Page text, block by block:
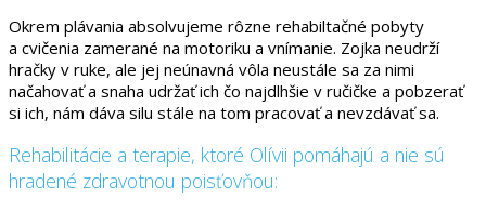
Okrem plávania absolvujeme rôzne rehabiltačné pobyty
a cvičenia zamerané na motoriku a vnímanie. Zojka neudrží
hračky v ruke, ale jej neúnavná vôla neustále sa za nimi
načahovať a snaha udržať ich čo najdlhšie v ručičke a pobzerať
si ich, nám dáva silu stále na tom pracovať a nevzdávať sa.
Rehabilitácie a terapie, ktoré Olívii pomáhajú a nie sú
hradené zdravotnou poisťovňou: